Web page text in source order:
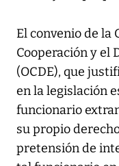
El convenio de la
Cooperación y el
(OCDE), que
en la legislación
funcionario
su propio
pretensión de